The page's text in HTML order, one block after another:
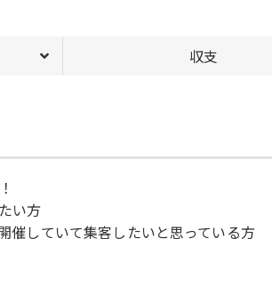
収支
い方
催していて集客したいと思っている方